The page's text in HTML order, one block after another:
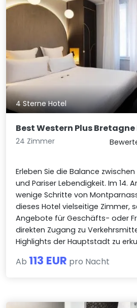
4 Sterne Hotel
Best Western Plus
24 Zimmer
Erleben Sie die Balance
und Pariser Lebendigkeit. Im 14.
wenige Schritte von
dieses Hotel vielseitige Zimmer,
Angebote für Geschäfts- oder
direkten Zugang zu
Highlights der Hauptstadt zu
Ab 113 EUR pro Nacht